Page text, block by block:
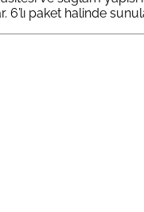
paket halinde